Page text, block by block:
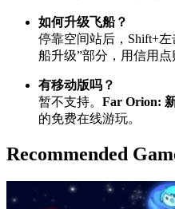
如何升级飞船？
停靠空间站后，Shift+
船升级”部分，用信用点
有移动版吗？
暂不支持。 Far Orion:
的免费在线游玩。
Recommended